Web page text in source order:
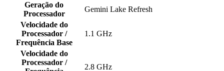
Geração do
Processador
Gemini Lake Refresh
Velocidade do
Processador /
Frequência Base
1.1 GHz
Velocidade do
Processador /
2.8 GHz